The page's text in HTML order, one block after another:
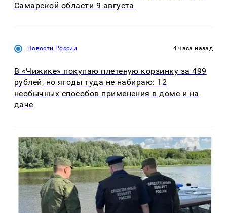
Самарской области 9 августа
Новости России 4 часа назад
В «Чижике» покупаю плетеную корзинку за 499
рублей, но ягоды туда не набираю: 12
необычных способов применения в доме и на
даче